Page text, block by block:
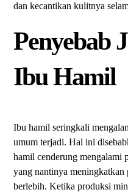
dan kecantikan kulitnya
Penyebab
Ibu Hamil
Ibu hamil seringkali
umum terjadi. Hal ini
hamil cenderung mengalami
yang nantinya
berlebih. Ketika produksi